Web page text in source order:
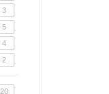
3
5
4
2
20